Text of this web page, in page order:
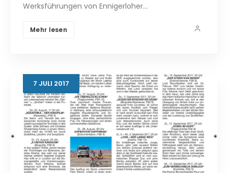
Werksführungen von Ennigerloher…
Mehr lesen
7 JULI 2017